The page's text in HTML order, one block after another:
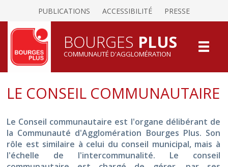
PUBLICATIONS ACCESSIBILITÉ PRESSE
BOURGES PLUS
COMMUNAUTÉ D'AGGLOMÉRATION
LE CONSEIL COMMUNAUTAIRE
Le Conseil communautaire est l'organe délibérant de
la Communauté d'Agglomération Bourges Plus. Son
rôle est similaire à celui du conseil municipal, mais à
l'échelle de l'intercommunalité. Le conseil